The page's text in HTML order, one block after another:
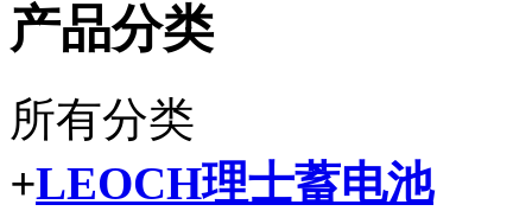
产品分类
所有分类
+LEOCH理士蓄电池